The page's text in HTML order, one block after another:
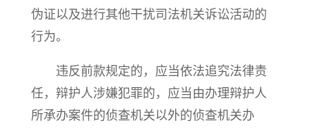
伪证以及进行其他干扰司法机关诉讼活动的
行为。
违反前款规定的，应当依法追究法律责
任，辩护人涉嫌犯罪的，应当由办理辩护人
所承办案件的侦查机关以外的侦查机关办